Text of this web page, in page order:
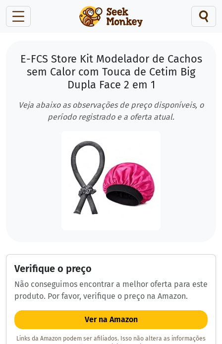
E-FCS Store Kit Modelador de Cachos
sem Calor com Touca de Cetim Big
Dupla Face 2 em 1
Veja abaixo as observações de preço disponíveis, o
período registrado e a oferta atual.
Verifique o preço
Não conseguimos encontrar a melhor oferta para este
produto. Por favor, verifique o preço na Amazon.
Ver na Amazon
Links da Amazon podem ser afiliados. Isso não altera as informações